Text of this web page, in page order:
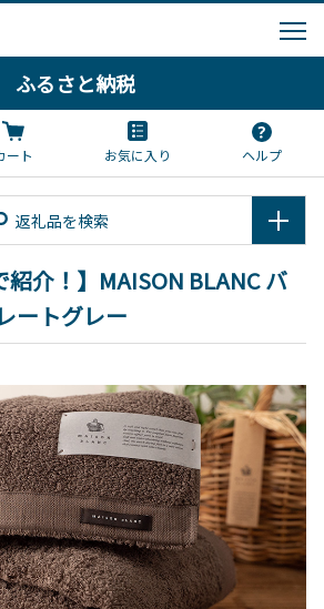
ふるさと納税
ート お気に入り ヘルプ
返礼品を検索
紹介！】MAISON BLANC バ
ートグレー